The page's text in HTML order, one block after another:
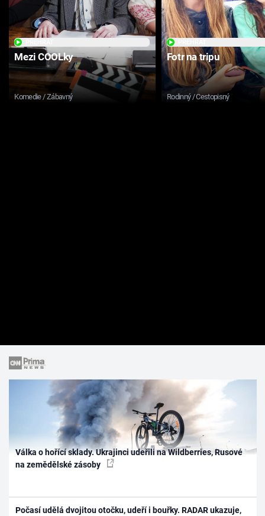
Mezi COOLky
Komedie / Zábavný
Fotr na tripu
Rodinný / Cestopisný
Válka o hořící sklady. Ukrajinci udeřili na Wildberries, Rusové
na zemědělské zásoby
Počasí udělá dvojitou otočku, udeří i bouřky. RADAR ukazuje,